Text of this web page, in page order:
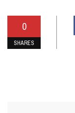
0
SHARES